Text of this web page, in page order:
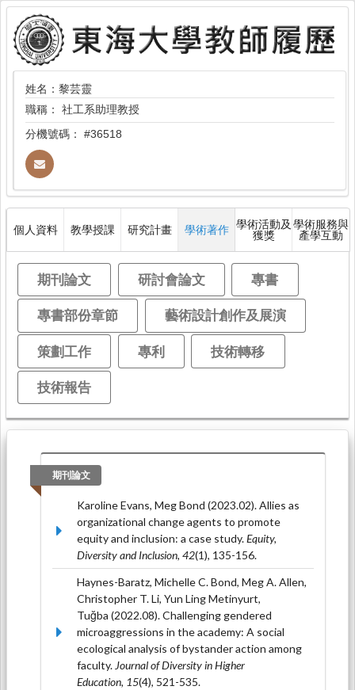
姓名：黎芸靈
職稱： 社工系助理教授
分機號碼： #36518
個人資料 教學授課 研究計畫 學術著作 學術活動及
獲獎
學術服務與
產學互動
期刊論文 研討會論文 專書
專書部份章節 藝術設計創作及展演
策劃工作 專利 技術轉移
技術報告
期刊論文
Karoline Evans, Meg Bond (2023.02). Allies as
organizational change agents to promote
equity and inclusion: a case study.Equity,
Diversity and Inclusion, 42(1), 135-156.
Haynes-Baratz, Michelle C. Bond, Meg A. Allen,
Christopher T. Li, Yun Ling Metinyurt,
Tuğba (2022.08). Challenging gendered
microaggressions in the academy: A social
ecological analysis of bystander action among
faculty. Journal of Diversity in Higher
Education, 15(4), 521-535.